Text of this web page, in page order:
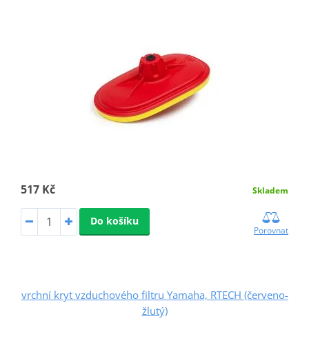
517 Kč Skladem
Do košíku
Porovnat
vrchní kryt vzduchového filtru Yamaha, RTECH (červeno-
žlutý)